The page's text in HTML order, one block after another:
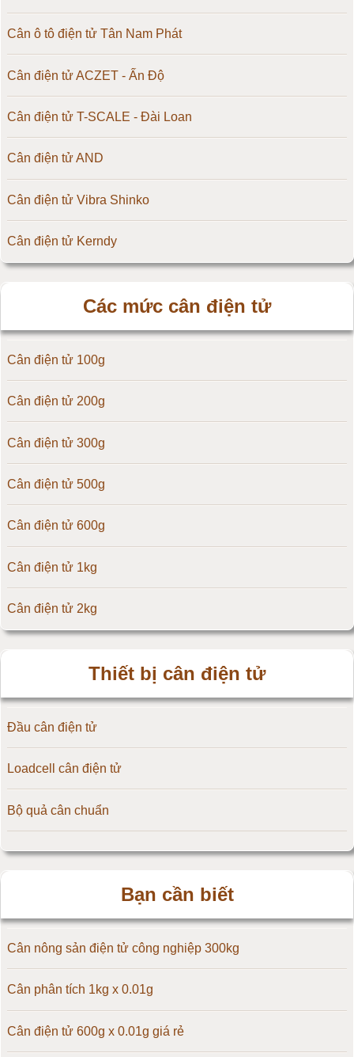
Cân ô tô điện tử Tân Nam Phát
Cân điện tử ACZET - Ấn Độ
Cân điện tử T-SCALE - Đài Loan
Cân điện tử AND
Cân điện tử Vibra Shinko
Cân điện tử Kerndy
Cân điện tử OCS
Cân điện tử Digi
Cân điện tử TNP Scacle
Cân điện tử CAS Hàn Quốc
Cân điện tử Yaohua
Cân điện tử Amcells
Đầu cân điện tử Flintec
Các mức cân điện tử
Cân điện tử 100g
Cân điện tử 200g
Cân điện tử 300g
Cân điện tử 500g
Cân điện tử 600g
Cân điện tử 1kg
Cân điện tử 2kg
Cân điện tử 10kg
Cân điện tử 15kg
Cân điện tử 20kg
Cân điện tử 25kg
Cân điện tử 50kg
Cân điện tử 60kg
Cân điện tử 100kg
Thiết bị cân điện tử
Đầu cân điện tử
Loadcell cân điện tử
Bộ quả cân chuẩn
Bạn cần biết
Cân nông sản điện tử công nghiệp 300kg
Cân phân tích 1kg x 0.01g
Cân điện tử 600g x 0.01g giá rẻ